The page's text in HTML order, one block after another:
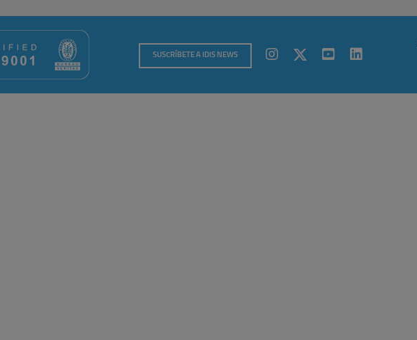
SUSCRÍBETE A IDIS NEWS